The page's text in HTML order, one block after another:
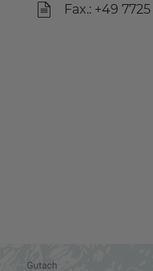
Fax.: +49